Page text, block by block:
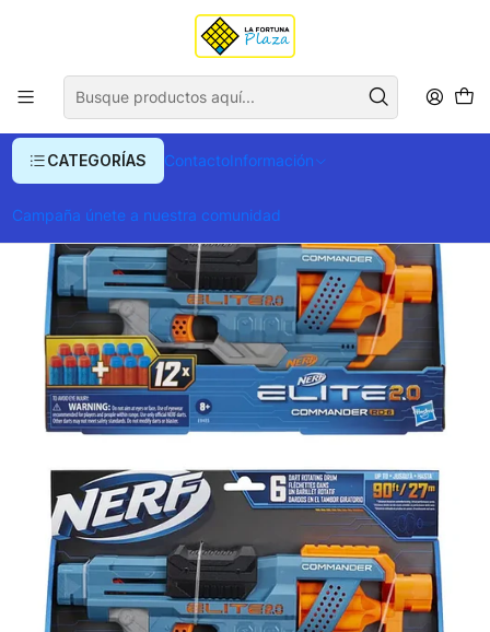
CATEGORÍAS ContactoInformación
Campaña únete a nuestra comunidad
Envío gratis para compras superiores a $ 400.000
Pistolas y Escopetas Lanzador Nerf Elite 2.0 Commander